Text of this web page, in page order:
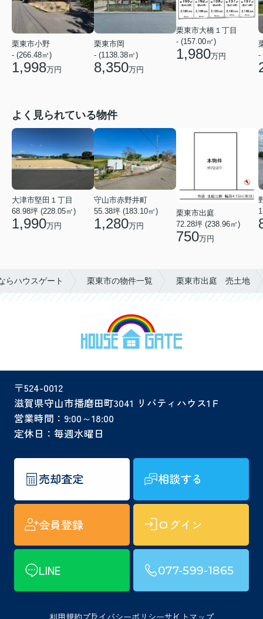
栗東市小野
- (266.48㎡)
1,998万円
栗東市岡
- (1138.38㎡)
8,350万円
栗東市大橋１丁目
- (157.00㎡)
1,980万円
-
よく見られている物件
大津市堅田１丁目
68.98坪 (228.05㎡)
1,990万円
守山市赤野井町
55.38坪 (183.10㎡)
1,280万円
栗東市出庭
72.28坪 (238.96㎡)
750万円
らハウスゲート 栗東市の物件一覧 栗東市出庭 売土地
〒524-0012
滋賀県守山市播磨田町3041 リバティハウス1Ｆ
営業時間：9:00～18:00
定休日：毎週水曜日
売却査定 相談する
会員登録 ログイン
LINE 077-599-1865
利用規約プライバシーポリシーサイトマップ